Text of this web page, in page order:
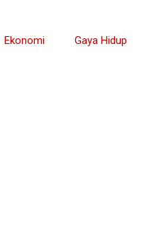
Ekonomi Gaya Hidup